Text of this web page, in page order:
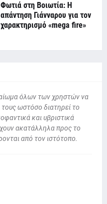
Φωτιά στη Βοιωτία: Η
απάντηση Γιάνναρου για τον
χαρακτηρισμό «mega fire»
όλων των χρηστών να
ωστόσο διατηρεί το
και υβριστικά
ακατάλληλα προς το
από τον ιστότοπο.